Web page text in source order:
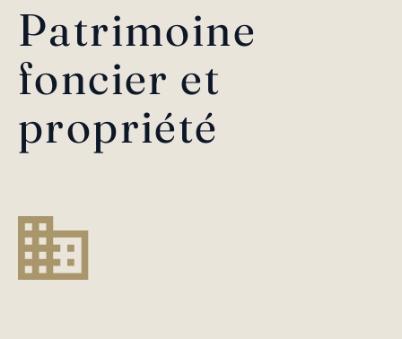
Patrimoine
foncier et
propriété